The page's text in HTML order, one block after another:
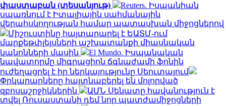
փաստաբան (տեսանյութ)
Reuters. Իսպանիան
սպառնում է Իտալիային սահմանային
վերահսկողության համար պատասխան միջոցներով
Միշուստինը հայտարարել է ԵԱՏՄ-ում
մարքեթփլեյսների աշխատանքի միասնական
կանոնների մասին
El Mundo. Իսպանական
նավատորմը միգրացիոն ճգնաժամի ֆոնին
ուժեղացրել է իր ներկայությունը Սեուտայում
Փրկարարները հայտնաբերել են մոլորված
զբոսաշրջիկներին
ԱՄՆ Սենատը հավանություն է
տվել Ռուսաստանի դեմ նոր պատժամիջոցների